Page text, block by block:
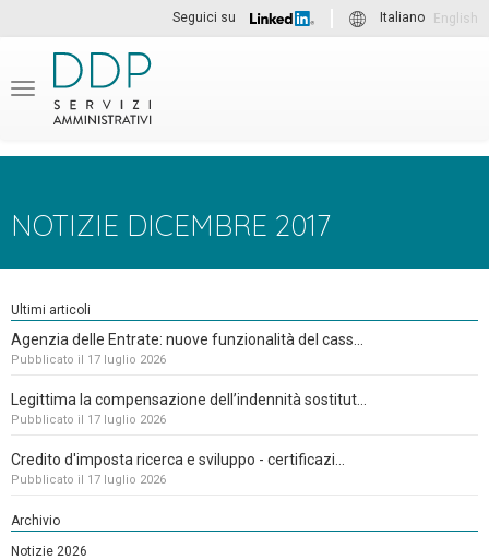
Seguici su Italiano English
Menu
NOTIZIE DICEMBRE 2017
Ultimi articoli
Agenzia delle Entrate: nuove funzionalità del cass...
Pubblicato il 17 luglio 2026
Legittima la compensazione dell’indennità sostitut...
Pubblicato il 17 luglio 2026
Credito d'imposta ricerca e sviluppo - certificazi...
Pubblicato il 17 luglio 2026
Archivio
Notizie 2026